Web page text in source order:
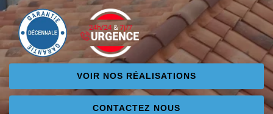
VOIR NOS RÉALISATIONS
CONTACTEZ NOUS